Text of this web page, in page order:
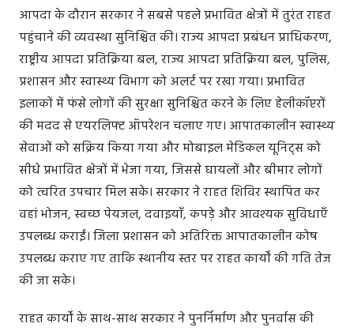
आपदा के दौरान सरकार ने सबसे पहले प्रभावित क्षेत्रों में तुरंत राहत
पहुंचाने की व्यवस्था सुनिश्चित की। राज्य आपदा प्रबंधन प्राधिकरण,
राष्ट्रीय आपदा प्रतिक्रिया बल, राज्य आपदा प्रतिक्रिया बल, पुलिस,
प्रशासन और स्वास्थ्य विभाग को अलर्ट पर रखा गया। प्रभावित
इलाकों में फंसे लोगों की सुरक्षा सुनिश्चित करने के लिए हेलीकॉप्टरों
की मदद से एयरलिफ्ट ऑपरेशन चलाए गए। आपातकालीन स्वास्थ्य
सेवाओं को सक्रिय किया गया और मोबाइल मेडिकल यूनिट्स को
सीधे प्रभावित क्षेत्रों में भेजा गया, जिससे घायलों और बीमार लोगों
को त्वरित उपचार मिल सके। सरकार ने राहत शिविर स्थापित कर
वहां भोजन, स्वच्छ पेयजल, दवाइयाँ, कपड़े और आवश्यक सुविधाएँ
उपलब्ध कराईं। जिला प्रशासन को अतिरिक्त आपातकालीन कोष
उपलब्ध कराए गए ताकि स्थानीय स्तर पर राहत कार्यों की गति तेज
की जा सके।
राहत कार्यों के साथ-साथ सरकार ने पुनर्निर्माण और पुनर्वास की